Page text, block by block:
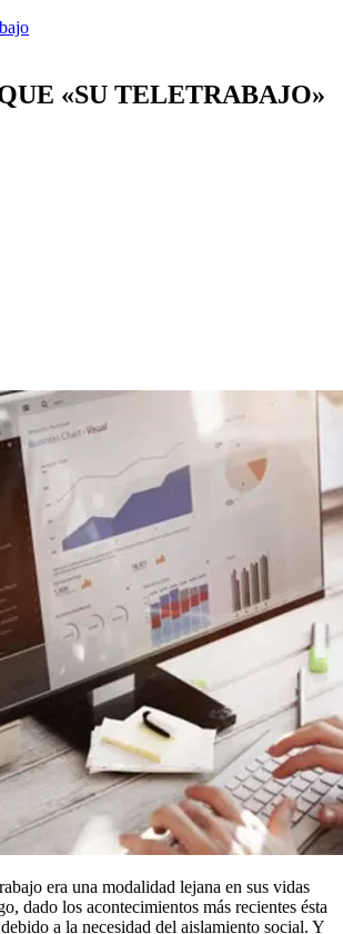
«SU TELETRABAJO»
era una modalidad lejana en sus vidas
dado los acontecimientos más recientes ésta
a la necesidad del aislamiento social. Y